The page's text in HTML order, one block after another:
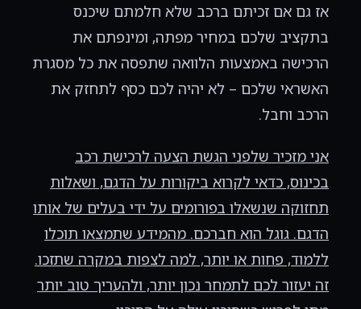
אז גם אם זכיתם ברכב שלא חלמתם שיכנס
בתקציב שלכם במחיר מפתה, ומינפתם את
הרכישה באמצעות הלוואה שתפסה את כל מסגרת
האשראי שלכם – לא יהיה לכם כסף לתחזק את
הרכב וחבל.
אני מזכיר שלפני הגשת הצעה לרכישת רכב
בכינוס, כדאי לקרוא ביקורות על הדגם, ושאלות
תחזוקה שנשאלו בפורומים על ידי בעלים של אותו
הדגם. גוגל הוא חברכם. מהמידע שתמצאו תוכלו
ללמוד, פחות או יותר, למה לצפות במקרה שתזכו.
זה יעזור לכם לתמחר נכון יותר, ולהעריך טוב יותר